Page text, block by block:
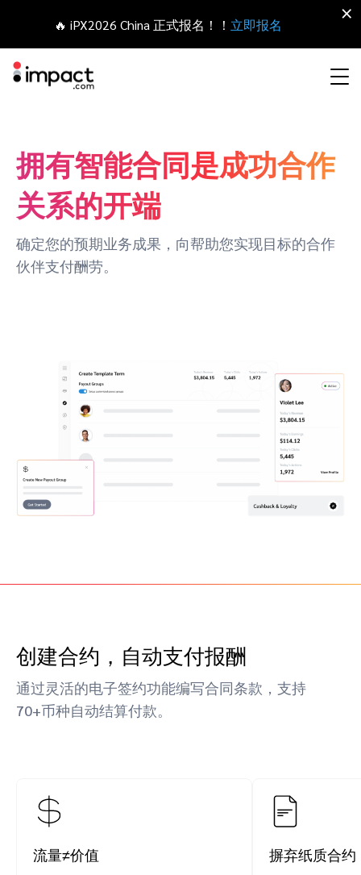
无论何种合作伙伴关系，皆可全程把控整个生命周期
拓展 招募
追踪
保护 监控 优化
推荐营销管理平台
助力品牌高效起量“老带新”计划
联盟营销
推荐营销
分析归因
SaaS合作伙伴营销
合作伙伴入门
网盟合作伙伴联盟
网红合作伙伴
Agency partners
Agency directory
Technology partners
干货文章
出海生态观察
iPX25 China 出海峰会
活动中心
关于impact.com
加入impact.com
新闻中心
日本語
Italiano
🔥 iPX2026 China 正式报名！！ 立即报名
×
拥有智能合同是成功合作
关系的开端
确定您的预期业务成果，向帮助您实现目标的合作
伙伴支付酬劳。
创建合约，自动支付报酬
通过灵活的电子签约功能编写合同条款，支持
70+币种自动结算付款。
流量≠价值
摒弃纸质合约